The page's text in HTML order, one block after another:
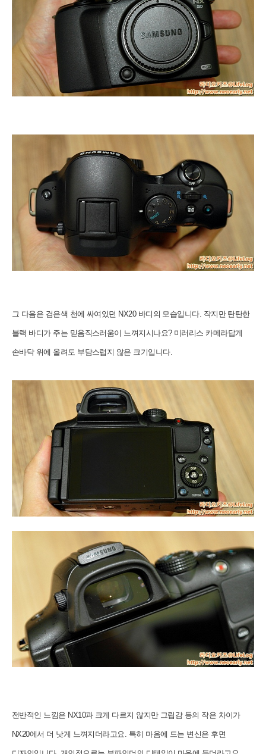
그 다음은 검은색 천에 싸여있던 NX20 바디의 모습입니다. 작지만 탄탄한
블랙 바디가 주는 믿음직스러움이 느껴지시나요? 미러리스 카메라답게
손바닥 위에 올려도 부담스럽지 않은 크기입니다.
전반적인 느낌은 NX10과 크게 다르지 않지만 그립감 등의 작은 차이가
NX20에서 더 낫게 느껴지더라고요. 특히 마음에 드는 변신은 후면